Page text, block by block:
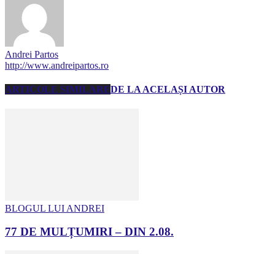
Andrei Partos
http://www.andreipartos.ro
ARTICOLE SIMILAREDE LA ACELAȘI AUTOR
BLOGUL LUI ANDREI
77 DE MULȚUMIRI – DIN 2.08.